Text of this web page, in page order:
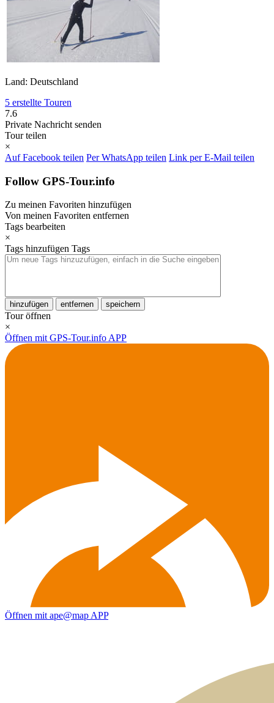
Land: Deutschland
5 erstellte Touren
7.6
Private Nachricht senden
Tour teilen
×
Auf Facebook teilen Per WhatsApp teilen Link per E-Mail teilen
Follow GPS-Tour.info
Zu meinen Favoriten hinzufügen
Von meinen Favoriten entfernen
Tags bearbeiten
×
Tags hinzufügen Tags
hinzufügen entfernen speichern
Tour öffnen
×
Öffnen mit GPS-Tour.info APP
Öffnen mit ape@map APP